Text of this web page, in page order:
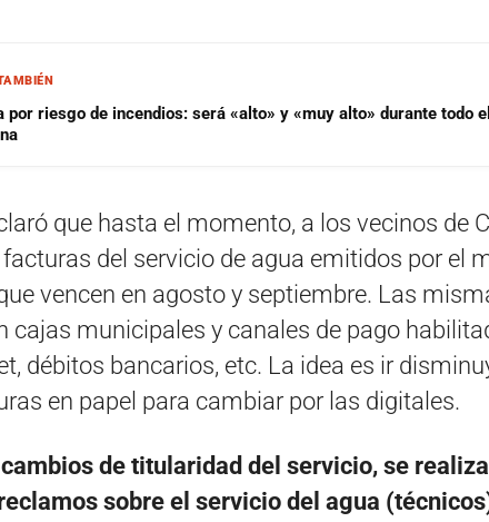
por riesgo de incendios: será «alto» y «muy alto» durante todo
que hasta el momento, a los vecinos de
facturas del servicio de agua emitidos por el
vencen en agosto y septiembre. Las
cajas municipales y canales de pago
débitos bancarios, etc. La idea es ir
en papel para cambiar por las digitales.
de titularidad del servicio, se
sobre el servicio del agua